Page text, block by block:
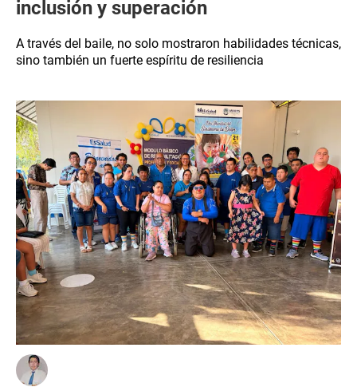
inclusión y superación
A través del baile, no solo mostraron habilidades técnicas,
sino también un fuerte espíritu de resiliencia